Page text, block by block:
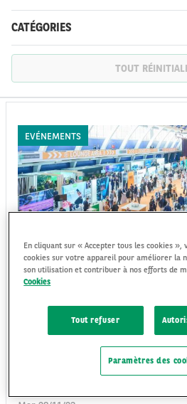
CATÉGORIES
TOUT
EVÉNEMENTS
Arval, présent aux Fleet
Lisbonne
L’édition 2023 des Fleet Europe Days
démontrer les récentes évolutions et
En cliquant sur « Accepter tous les cookies »,
cookies sur votre appareil pour améliorer la
son utilisation et contribuer à nos efforts de
Cookies
Tout refuser
Paramètres des